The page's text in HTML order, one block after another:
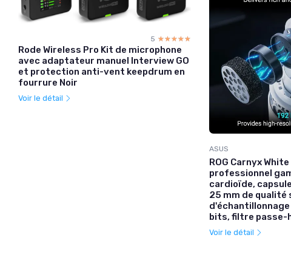
5 ☆☆☆☆☆
★★★★★
Rode Wireless Pro Kit de microphone
avec adaptateur manuel Interview GO
et protection anti-vent keepdrum en
fourrure Noir
Voir le détail
ASUS
ROG Carnyx
professionnel
cardioïde,
25 mm de
d'échantillonnage
bits, filtre passe-
Voir le détail